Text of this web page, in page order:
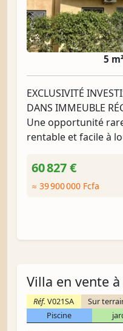
5
EXCLUSIVITÉ
DANS IMMEUBLE
Une opportunité
rentable et facile à
60 827 €
≈ 39 900 000 Fcfa
Villa en vente à
Réf. V021SA Sur
Piscine